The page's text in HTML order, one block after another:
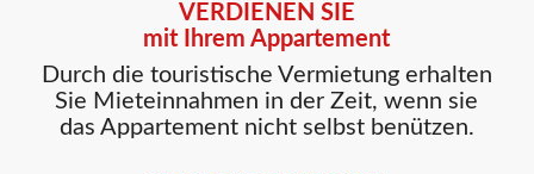
VERDIENEN SIE
mit Ihrem Appartement
Durch die touristische Vermietung erhalten
Sie Mieteinnahmen in der Zeit, wenn sie
das Appartement nicht selbst benützen.